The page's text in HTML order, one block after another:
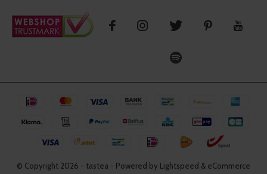
© Copyright 2026 - tastea - Powered by Lightspeed & eCommerce